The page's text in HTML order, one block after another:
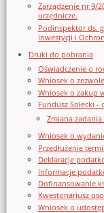
Zarządzenie nr 9/
urzędnicze.
Podinspektor ds.
Inwestycji i
Druki do pobrania
Oświadczenie o
Wniosek o
Wniosek o zakup
Fundusz Sołecki
Zmiana
Wniosek o
Przedłużenie
Deklaracje
Informacje
Dofinansowanie
Kwestonariusz
Wniosek o